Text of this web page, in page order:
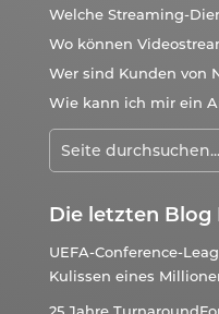
Welche Streaming-
Wo können
Wer sind Kunden von
Wie kann ich mir ein
Die letzten Blog
UEFA-Conference-
Kulissen eines